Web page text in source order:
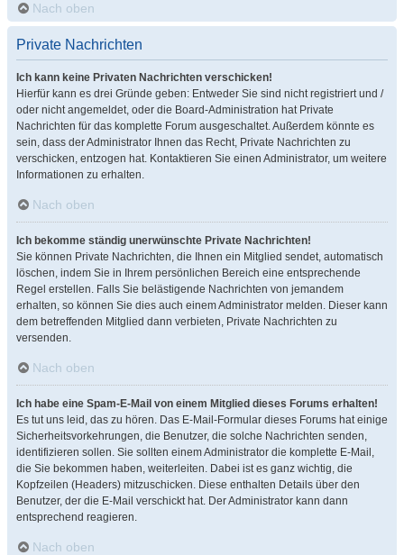
Nach oben
Private Nachrichten
Ich kann keine Privaten Nachrichten verschicken!
Hierfür kann es drei Gründe geben: Entweder Sie sind nicht registriert und /
oder nicht angemeldet, oder die Board-Administration hat Private
Nachrichten für das komplette Forum ausgeschaltet. Außerdem könnte es
sein, dass der Administrator Ihnen das Recht, Private Nachrichten zu
verschicken, entzogen hat. Kontaktieren Sie einen Administrator, um weitere
Informationen zu erhalten.
Nach oben
Ich bekomme ständig unerwünschte Private Nachrichten!
Sie können Private Nachrichten, die Ihnen ein Mitglied sendet, automatisch
löschen, indem Sie in Ihrem persönlichen Bereich eine entsprechende
Regel erstellen. Falls Sie belästigende Nachrichten von jemandem
erhalten, so können Sie dies auch einem Administrator melden. Dieser kann
dem betreffenden Mitglied dann verbieten, Private Nachrichten zu
versenden.
Nach oben
Ich habe eine Spam-E-Mail von einem Mitglied dieses Forums erhalten!
Es tut uns leid, das zu hören. Das E-Mail-Formular dieses Forums hat einige
Sicherheitsvorkehrungen, die Benutzer, die solche Nachrichten senden,
identifizieren sollen. Sie sollten einem Administrator die komplette E-Mail,
die Sie bekommen haben, weiterleiten. Dabei ist es ganz wichtig, die
Kopfzeilen (Headers) mitzuschicken. Diese enthalten Details über den
Benutzer, der die E-Mail verschickt hat. Der Administrator kann dann
entsprechend reagieren.
Nach oben